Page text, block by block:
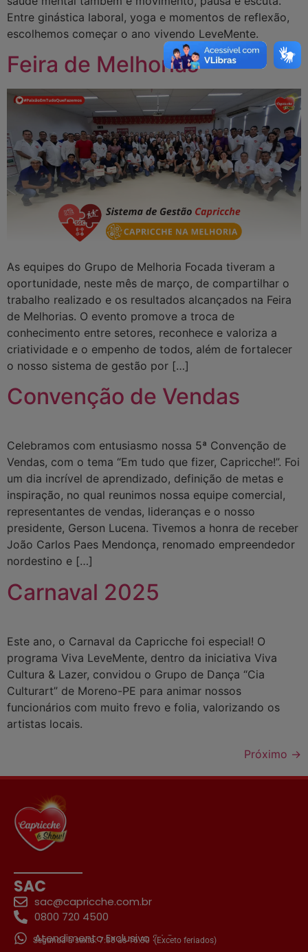
Entre ginástica laboral, yoga e momentos de reflexão,
escolhemos começar o ano vivendo LeveMente.
Feira de Melhorias
As equipes do Grupo de Melhoria Focada tiveram a
oportunidade, neste mês de março, de compartilhar o
trabalho realizado e os resultados alcançados na Feira
de Melhorias. O evento promove a troca de
conhecimento entre setores, reconhece e valoriza a
criatividade e o empenho de todos, além de fortalecer
o nosso sistema de gestão por […]
Convenção de Vendas
Celebramos com entusiasmo nossa 5ª Convenção de
Vendas, com o tema “Em tudo que fizer, Capricche!”. Foi
um dia incrível de aprendizado, definição de metas e
inspiração, no qual reunimos nossa equipe comercial,
representantes de vendas, lideranças e o nosso
presidente, Gerson Lucena. Tivemos a honra de receber
João Carlos Paes Mendonça, renomado empreendedor
nordestino e […]
Carnaval 2025
Este ano, o Carnaval da Capricche foi especial! O
programa Viva LeveMente, dentro da iniciativa Viva
Cultura & Lazer, convidou o Grupo de Dança “Cia
Culturart” de Moreno-PE para animar nossos
funcionários com muito frevo e folia, valorizando os
artistas locais.
Próximo →
SAC
sac@capricche.com.br
0800 720 4500
Atendimento Exclusivo SAC
Segunda a sexta: 7:30 às 16:30(Exceto feriados)